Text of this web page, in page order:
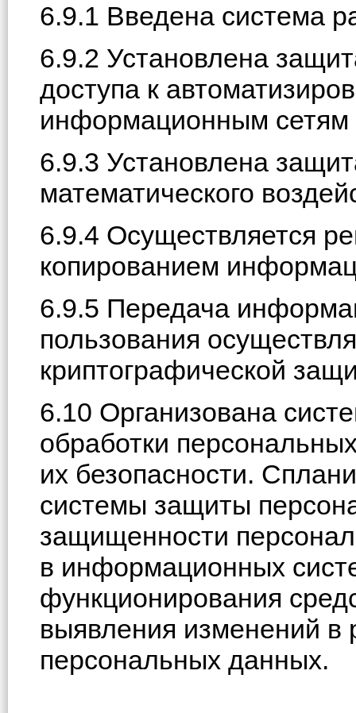
6.9.1 Введена система
6.9.2 Установлена
доступа к
информационным сетям
6.9.3 Установлена
математического
6.9.4 Осуществляется
копированием
6.9.5 Передача
пользования
криптографической
6.10 Организована
обработки
их безопасности.
системы защиты
защищенности
в информационных
функционирования
выявления изменений
персональных данных.